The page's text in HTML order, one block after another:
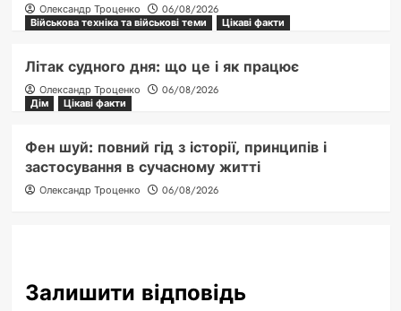
Олександр Троценко
06/08/2026
Військова техніка та військові теми
Цікаві факти
Літак судного дня: що це і як працює
Олександр Троценко
06/08/2026
Дім
Цікаві факти
Фен шуй: повний гід з історії, принципів і
застосування в сучасному житті
Олександр Троценко 06/08/2026
Залишити відповідь